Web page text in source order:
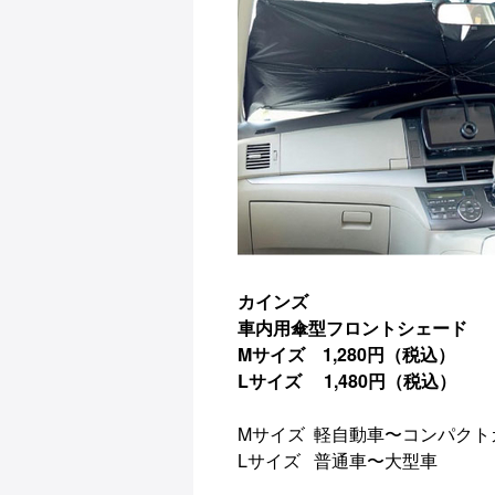
カインズ
車内用傘型フロントシェード
Mサイズ 1,280円（税込）
Lサイズ 1,480円（税込）
Mサイズ 軽自動車〜コンパク
Lサイズ 普通車〜大型車